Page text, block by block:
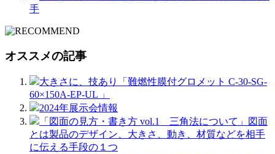
手
オススメの記事
大きさに、技あり「難燃性膜付グロメット C-30-SG-
60×150A-EP-UL 」
2024年展示会情報
「図面の見方・書き方 vol.1 三角法について」図面
とは製品のデザイン、大きさ、動き、材質などを相手
に伝える手段の１つ